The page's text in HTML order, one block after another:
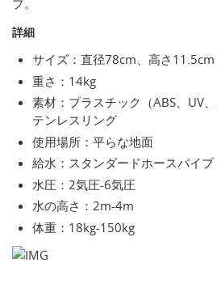
プ。
詳細
サイズ：直径78cm、高さ11.5cm
重さ：14kg
素材：プラスチック（ABS、UV
テンレスリング
使用場所：平らな地面
給水：スタンダードホースパイプ
水圧：2気圧-6気圧
水の高さ：2m-4m
体重：18kg-150kg